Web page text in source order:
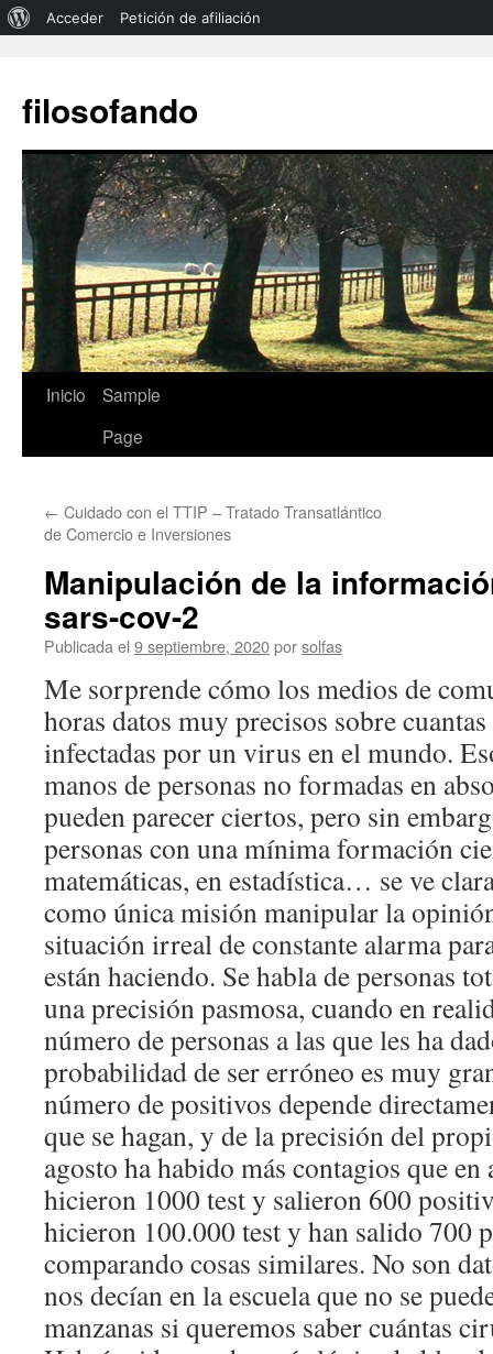
Acerca
Acceder Petición de afiliación
filosofando
Saltar
Inicio
Sample
Page
← Cuidado con el TTIP – Tratado Transatlántico
de Comercio e Inversiones
Manipulación de la
sars-cov-2
Publicada el 9 septiembre, 2020porsolfas
Me sorprende cómo los medios de
horas datos muy precisos sobre cuantas
infectadas por un virus en el mundo.
manos de personas no formadas en
pueden parecer ciertos, pero sin
personas con una mínima formación
matemáticas, en estadística… se ve
como única misión manipular la
situación irreal de constante alarma
están haciendo. Se habla de personas
una precisión pasmosa, cuando en
número de personas a las que les ha
probabilidad de ser erróneo es muy
número de positivos depende
que se hagan, y de la precisión del
agosto ha habido más contagios que
hicieron 1000 test y salieron 600
hicieron 100.000 test y han salido 700
comparando cosas similares. No son
nos decían en la escuela que no se
manzanas si queremos saber cuántas